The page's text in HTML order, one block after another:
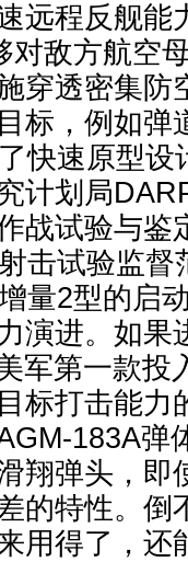
远程反舰能
对敌方航空
穿透密集防
标，例如弹
快速原型设
计划局
战试验与鉴
击试验监督
量2型的启
演进。如果
军第一款投
标打击能力
183A弹
翔弹头，即
的特性。倒
用得了，还